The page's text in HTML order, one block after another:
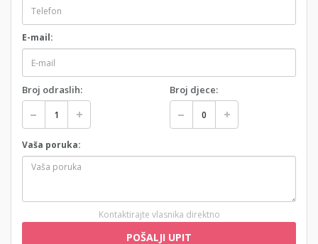
E-mail:
Broj odraslih: Broj djece:
Vaša poruka:
Kontaktirajte vlasnika direktno
POŠALJI UPIT